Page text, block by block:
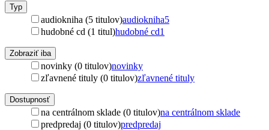
Typ
audiokniha (5 titulov)audiokniha5
hudobné cd (1 titul)hudobné cd1
Zobraziť iba
novinky (0 titulov)novinky
zľavnené tituly (0 titulov)zľavnené tituly
Dostupnosť
na centrálnom sklade (0 titulov)na centrálnom sklade
predpredaj (0 titulov)predpredaj